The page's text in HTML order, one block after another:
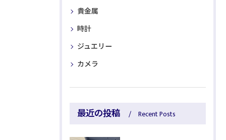
貴金属
時計
ジュエリー
カメラ
最近の投稿 Recent Posts